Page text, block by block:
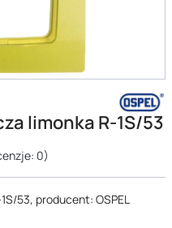
limonka R-1S/53
0)
53, producent: OSPEL